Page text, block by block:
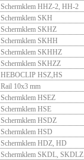
Schermklem HHZ-2, HH-2
Schermklem SKH
Schermklem SKHZ
Schermklem SKHH
Schermklem SKHHZ
Schermklem SKHZZ
HEBOCLIP HSZ,HS
Rail 10x3 mm
Schermklem HSEZ
Schermklem HSE
Schermklem HSDZ
Schermklem HSD
Schermklem HDZ, HD
Schermklem SKDL, SKDLZ